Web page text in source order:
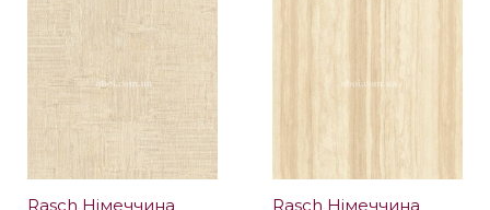
Rasch Німеччина Rasch Німеччина